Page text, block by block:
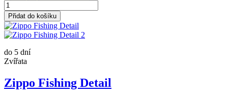
Přidat do košíku
do 5 dní
Zvířata
Zippo Fishing Detail